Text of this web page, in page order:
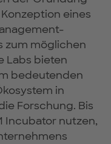
eines
zum möglichen
Labs bieten
bedeutenden
in
Forschung. Bis
Incubator nutzen,